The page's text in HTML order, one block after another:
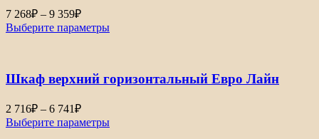
7 268₽ – 9 359₽Диапазон
цен:
7
9
Выберите параметры
Шкаф верхний горизонтальный Евро Лайн
2 716₽ – 6 741₽Диапазон
цен:
2
Выберите параметры